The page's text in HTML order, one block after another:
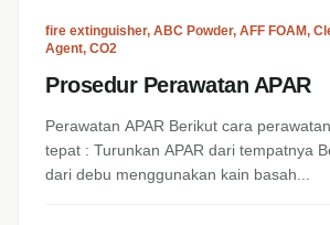
fire extinguisher, ABC Powder, AFF FOAM,
Agent, CO2
Prosedur Perawatan APAR
Perawatan APAR Berikut cara
tepat : Turunkan APAR dari tempatnya
dari debu menggunakan kain basah...